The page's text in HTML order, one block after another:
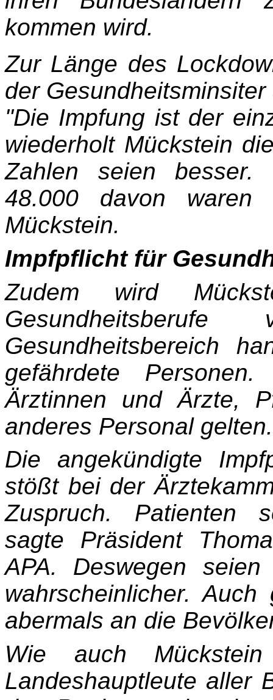
kommen wird.
Zur Länge des
der
"Die Impfung ist der
wiederholt Mückstein
Zahlen seien besser.
48.000 davon waren
Mückstein.
Impfpflicht für
Zudem wird
Gesundheitsbereich
gefährdete
Ärztinnen und Ärzte,
anderes Personal gelten.
Die angekündigte
stößt bei der
Zuspruch. Patienten
sagte Präsident
APA. Deswegen
wahrscheinlicher.
abermals an die
Wie auch
Landeshauptleute aller